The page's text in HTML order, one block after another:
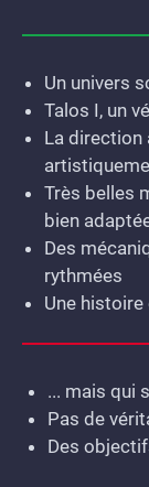
Un univers
Talos I, un
La direction
Très belles
bien
Des
rythmées
Une
... mais qui
Pas de
Des